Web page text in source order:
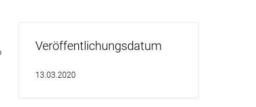
Veröffentlichungsdatum
13.03.2020